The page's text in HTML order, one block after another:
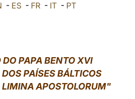
中文
LATINE
- ES - FR - IT - PT
DO PAPA BENTO XVI
PAÍSES BÁLTICOS
APOSTOLORUM"